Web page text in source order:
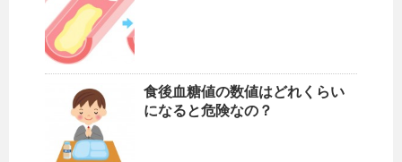
食後血糖値の数値はどれくらい
になると危険なの？